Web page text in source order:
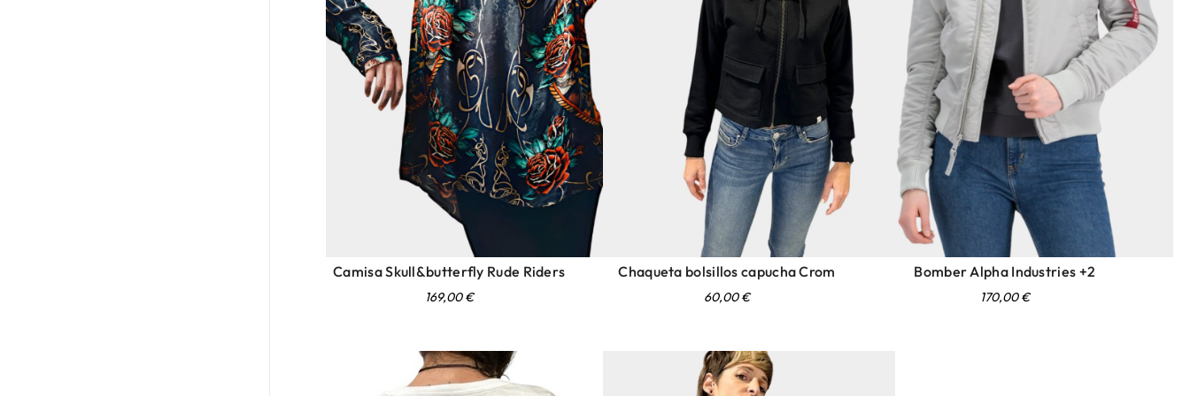
Camisa Skull&butterfly Rude Riders
169,00€
Chaqueta bolsillos capucha Crom
60,00€
Bomber Alpha Industries +2
170,00€